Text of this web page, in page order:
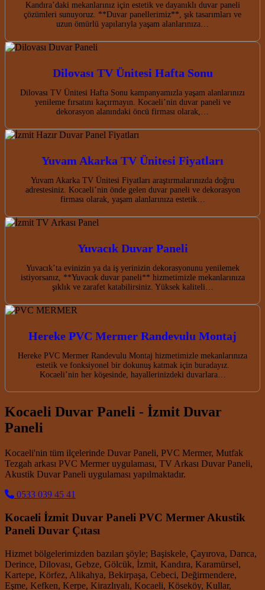
Kandıra’daki mekanlarınız için estetik ve dayanıklı duvar paneli
çözümleri sunuyoruz. **Duvar panellerimiz**, şık tasarımları ve
uzun ömürlü yapılarıyla yaşam alanlarınıza…
Dilovası TV Ünitesi Hafta Sonu
Dilovası TV Ünitesi Hafta Sonu kampanyamızla yaşam alanlarınızı
yenileme fırsatını kaçırmayın. Kocaeli’nin duvar paneli ve
dekorasyon alanındaki öncü firması olarak,…
Yuvam Akarka TV Ünitesi Fiyatları
Yuvam Akarka TV Ünitesi Fiyatları araştırmalarınızda doğru
adrestesiniz. Kocaeli’nin önde gelen duvar paneli ve dekorasyon
firması olarak, yaşam alanlarınıza estetik…
Yuvacık Duvar Paneli
Yuvacık’ta evinizin ya da iş yerinizin dekorasyonunu yenilemek
istiyorsanız, **Yuvacık duvar paneli** hizmetimizle mekanlarınıza
şıklık ve zarafet katabilirsiniz. Yüksek kaliteli…
Hereke PVC Mermer Randevulu Montaj
Hereke PVC Mermer Randevulu Montaj hizmetimizle mekanlarınıza
estetik ve fonksiyonel bir dokunuş katmak için buradayız.
Kocaeli’nin her köşesinde, hayallerinizdeki duvarlara…
Kocaeli Duvar Paneli - İzmit Duvar
Paneli
Kocaeli'nin tüm ilçelerinde Duvar Paneli, PVC Mermer, Mutfak
Tezgah arkası PVC Mermer uygulaması, TV Arkası Duvar Paneli,
Akustik Duvar Paneli uygulaması yapılmaktadır.
0533 039 45 41
Kocaeli İzmit Duvar Paneli PVC Mermer Akustik
Paneli Duvar Çıtası
Hizmet bölgelerimizden bazıları şöyle; Başiskele, Çayırova, Darıca,
Derince, Dilovası, Gebze, Gölcük, İzmit, Kandıra, Karamürsel,
Kartepe, Körfez, Alikahya, Bekirpaşa, Cebeci, Değirmendere,
Eşme, Kefken, Kerpe, Kirazlıyalı, Kocaeli, Köseköy, Kullar,